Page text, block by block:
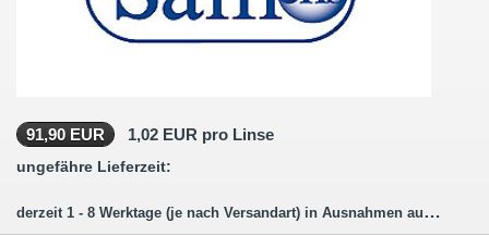
91,90 EUR 1,02 EUR pro Linse
ungefähre Lieferzeit:
derzeit 1 - 8 Werktage (je nach Versandart) in Ausnahmen auch länger.